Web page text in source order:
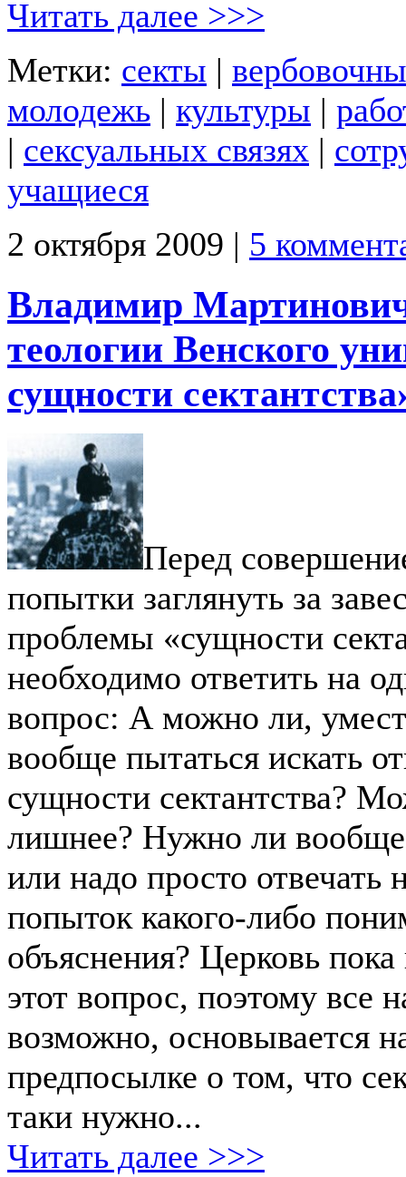
Читать далее >>>
Метки: cекты |
молодежь | культуры |
| сексуальных связях |
учащиеся
2 октября 2009 | 5
Владимир
теологии Венского
сущности
Перед
попытки заглянуть за
проблемы «сущности
необходимо ответить на
вопрос: А можно ли,
вообще пытаться искать
сущности сектантства?
лишнее? Нужно ли вообще
или надо просто отвечать
попыток какого-либо
объяснения? Церковь пока
этот вопрос, поэтому все
возможно, основывается
предпосылке о том, что
таки нужно...
Читать далее >>>